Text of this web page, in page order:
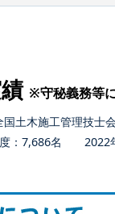
※守秘義務等
土木施工管理技士会
7,686名 2022